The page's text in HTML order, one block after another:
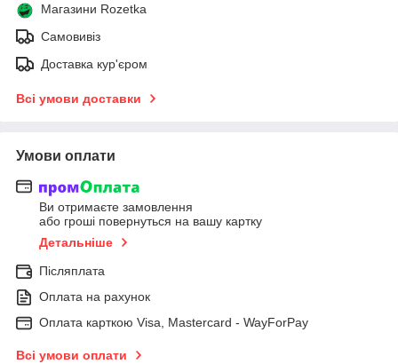
Магазини Rozetka
Самовивіз
Доставка кур'єром
Всі умови доставки
Умови оплати
Ви отримаєте замовлення
або гроші повернуться на вашу картку
Детальніше
Післяплата
Оплата на рахунок
Оплата карткою Visa, Mastercard - WayForPay
Всі умови оплати